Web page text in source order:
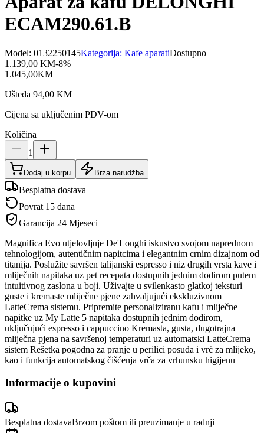
ECAM290.61.B
Model: 0132250145Kategorija: Kafe aparatiDostupno
1.139,00 KM-8%
1.045,00KM
Ušteda 94,00 KM
Cijena sa uključenim PDV-om
Količina
1
Dodaj u korpu Brza narudžba
Besplatna dostava
Povrat 15 dana
Garancija 24 Mjeseci
Magnifica Evo utjelovljuje De'Longhi iskustvo svojom naprednom
tehnologijom, autentičnim napitcima i elegantnim crnim dizajnom od
titanija. Poslužite savršen talijanski espresso i niz drugih vrsta kave i
mliječnih napitaka uz pet recepata dostupnih jednim dodirom putem
intuitivnog zaslona u boji. Uživajte u svilenkasto glatkoj teksturi
guste i kremaste mliječne pjene zahvaljujući ekskluzivnom
LatteCrema sistemu. Pripremite personaliziranu kafu i mliječne
napitke uz My Latte 5 napitaka dostupnih jednim dodirom,
uključujući espresso i cappuccino Kremasta, gusta, dugotrajna
mliječna pjena na savršenoj temperaturi uz automatski LatteCrema
sistem Rešetka pogodna za pranje u perilici posuđa i vrč za mlijeko,
kao i funkcija automatskog čišćenja vrča za vrhunsku higijenu
Informacije o kupovini
Besplatna dostavaBrzom poštom ili preuzimanje u radnji